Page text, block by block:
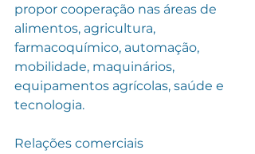
propor cooperação nas áreas de
alimentos, agricultura,
farmacoquímico, automação,
mobilidade, maquinários,
equipamentos agrícolas, saúde e
tecnologia.
Relações comerciais